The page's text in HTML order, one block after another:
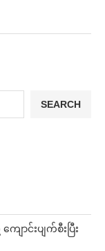
SEARCH
ောင်းပျက်စီးပြီး